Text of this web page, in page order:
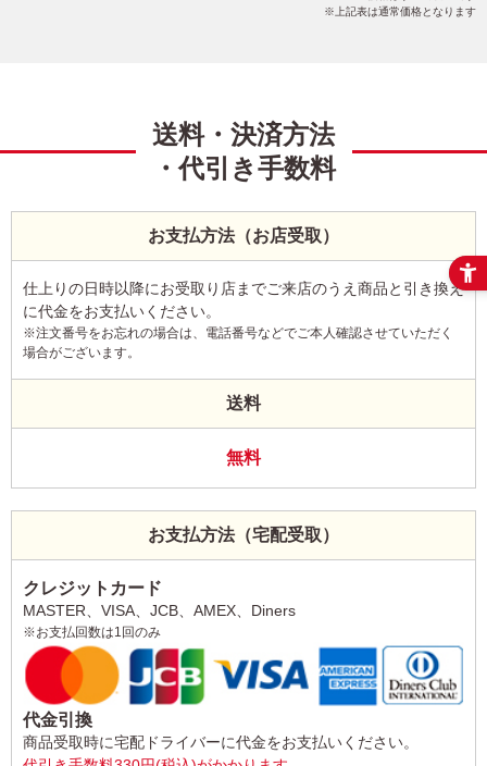
上記表は通常価格となります
送料・決済方法
・代引き手数料
お支払方法（お店受取）
仕上りの日時以降にお受取り店までご来店のうえ商品と引き換え
に代金をお支払いください。
※注文番号をお忘れの場合は、電話番号などでご本人確認させていただく
場合がございます。
送料
無料
お支払方法（宅配受取）
クレジットカード
MASTER、VISA、JCB、AMEX、Diners
※お支払回数は1回のみ
代金引換
商品受取時に宅配ドライバーに代金をお支払いください。